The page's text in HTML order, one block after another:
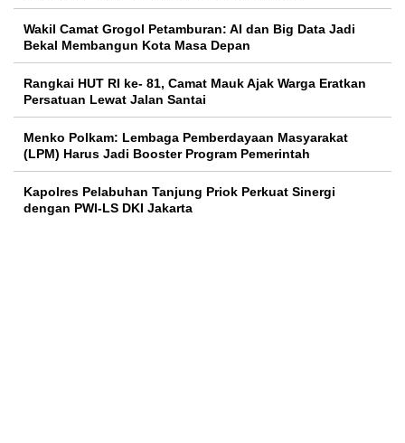
Wakil Camat Grogol Petamburan: AI dan Big Data Jadi
Bekal Membangun Kota Masa Depan
Rangkai HUT RI ke- 81, Camat Mauk Ajak Warga Eratkan
Persatuan Lewat Jalan Santai
Menko Polkam: Lembaga Pemberdayaan Masyarakat
(LPM) Harus Jadi Booster Program Pemerintah
Kapolres Pelabuhan Tanjung Priok Perkuat Sinergi
dengan PWI-LS DKI Jakarta